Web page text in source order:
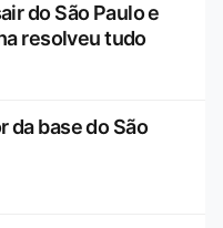
do São Paulo e
resolveu tudo
da base do São